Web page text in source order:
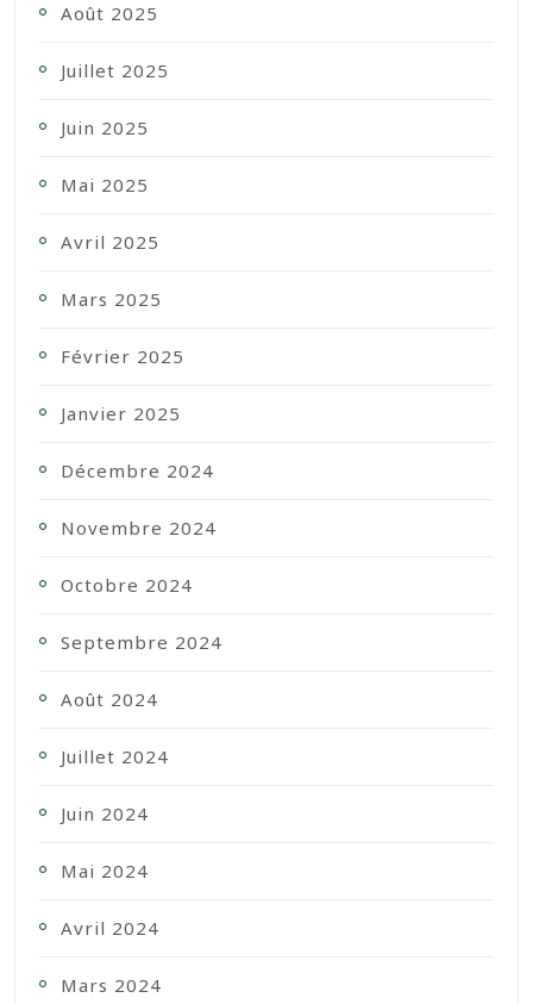
Août 2025
Juillet 2025
Juin 2025
Mai 2025
Avril 2025
Mars 2025
Février 2025
Janvier 2025
Décembre 2024
Novembre 2024
Octobre 2024
Septembre 2024
Août 2024
Juillet 2024
Juin 2024
Mai 2024
Avril 2024
Mars 2024